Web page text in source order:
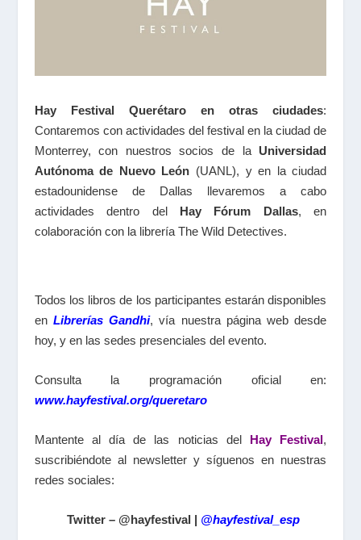
Hay Festival Querétaro en otras ciudades:
Contaremos con actividades del festival en la ciudad de
Monterrey, con nuestros socios de la Universidad
Autónoma de Nuevo León (UANL), y en la ciudad
estadounidense de Dallas llevaremos a cabo
actividades dentro del Hay Fórum Dallas, en
colaboración con la librería The Wild Detectives.
Todos los libros de los participantes estarán disponibles
en Librerías Gandhi, vía nuestra página web desde
hoy, y en las sedes presenciales del evento.
Consulta la programación oficial en:
www.hayfestival.org/queretaro
Mantente al día de las noticias del Hay Festival,
suscribiéndote al newsletter y síguenos en nuestras
redes sociales:
Twitter – @hayfestival | @hayfestival_esp